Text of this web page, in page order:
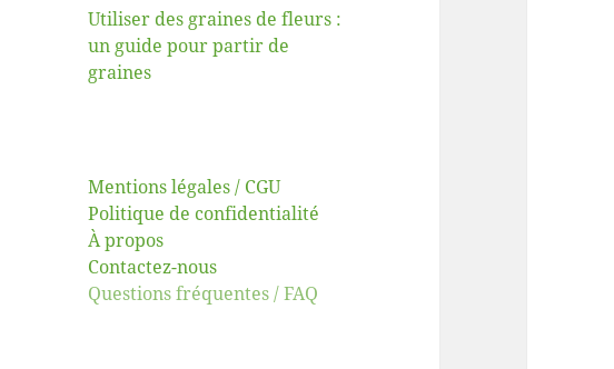
Utiliser des graines de fleurs :
un guide pour partir de
graines
Mentions légales / CGU
Politique de confidentialité
À propos
Contactez-nous
Questions fréquentes / FAQ